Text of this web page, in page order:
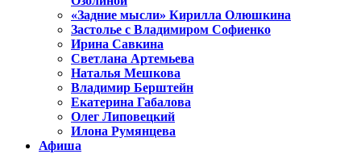
«Задние мысли» Кирилла Олюшкина
Застолье с Владимиром Софиенко
Ирина Савкина
Светлана Артемьева
Наталья Мешкова
Владимир Берштейн
Екатерина Габалова
Олег Липовецкий
Илона Румянцева
Афиша